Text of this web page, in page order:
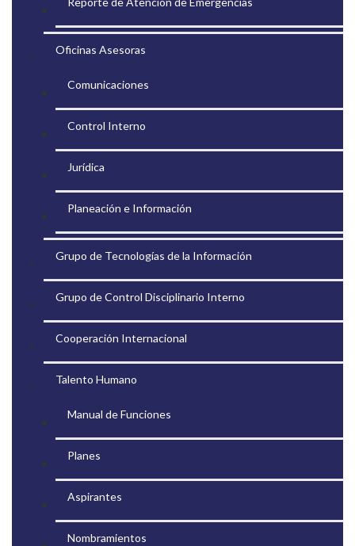
Oficinas Asesoras
Comunicaciones
Control Interno
Jurídica
Planeación e Información
Grupo de Tecnologías de la Información
Grupo de Control Disciplinario Interno
Cooperación Internacional
Talento Humano
Manual de Funciones
Planes
Aspirantes
Nombramientos